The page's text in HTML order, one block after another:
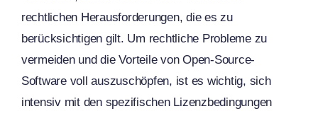
rechtlichen Herausforderungen, die es zu
berücksichtigen gilt. Um rechtliche Probleme zu
vermeiden und die Vorteile von Open-Source-
Software voll auszuschöpfen, ist es wichtig, sich
intensiv mit den spezifischen Lizenzbedingungen